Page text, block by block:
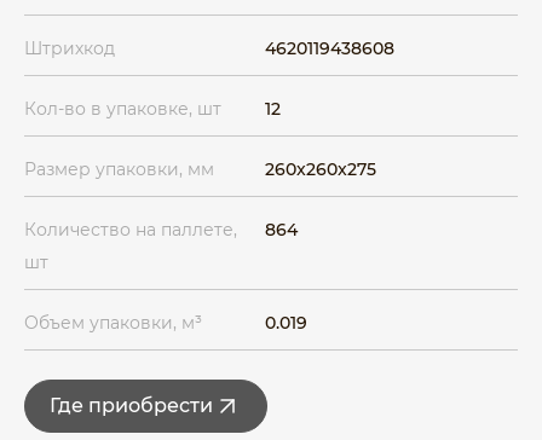
Штрихкод 4620119438608
Кол-во в упаковке, шт 12
Размер упаковки, мм 260x260x275
Количество на паллете,
шт
864
Объем упаковки, м³ 0.019
Где приобрести